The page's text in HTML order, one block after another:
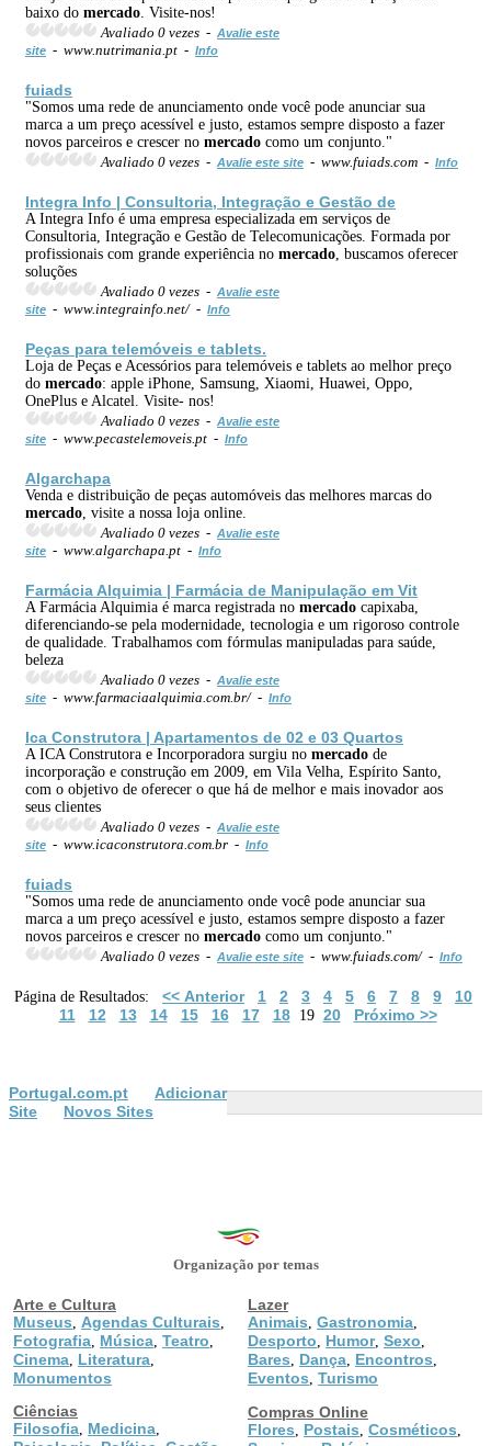
baixo do mercado . Visite-nos!
Avaliado 0 vezes - Avalie este
site - www.nutrimania.pt - Info
fuiads
"Somos uma rede de anunciamento onde você pode anunciar sua
marca a um preço acessível e justo, estamos sempre disposto a fazer
novos parceiros e crescer no mercado como um conjunto."
Avaliado 0 vezes - Avalie este site - www.fuiads.com - Info
Integra Info | Consultoria, Integração e Gestão de
A Integra Info é uma empresa especializada em serviços de
Consultoria, Integração e Gestão de Telecomunicações. Formada por
profissionais com grande experiência no mercado , buscamos oferecer
soluções
Avaliado 0 vezes - Avalie este
site - www.integrainfo.net/ - Info
Peças para telemóveis e tablets.
Loja de Peças e Acessórios para telemóveis e tablets ao melhor preço
do mercado: apple iPhone, Samsung, Xiaomi, Huawei, Oppo,
OnePlus e Alcatel. Visite- nos!
Avaliado 0 vezes - Avalie este
site - www.pecastelemoveis.pt - Info
Algarchapa
Venda e distribuição de peças automóveis das melhores marcas do
mercado , visite a nossa loja online.
Avaliado 0 vezes - Avalie este
site - www.algarchapa.pt - Info
Farmácia Alquimia | Farmácia de Manipulação em Vit
A Farmácia Alquimia é marca registrada no mercado capixaba,
diferenciando-se pela modernidade, tecnologia e um rigoroso controle
de qualidade. Trabalhamos com fórmulas manipuladas para saúde,
beleza
Avaliado 0 vezes - Avalie este
site - www.farmaciaalquimia.com.br/ - Info
Ica Construtora | Apartamentos de 02 e 03 Quartos
A ICA Construtora e Incorporadora surgiu no mercado de
incorporação e construção em 2009, em Vila Velha, Espírito Santo,
com o objetivo de oferecer o que há de melhor e mais inovador aos
seus clientes
Avaliado 0 vezes - Avalie este
site - www.icaconstrutora.com.br - Info
fuiads
"Somos uma rede de anunciamento onde você pode anunciar sua
marca a um preço acessível e justo, estamos sempre disposto a fazer
novos parceiros e crescer no mercado como um conjunto."
Avaliado 0 vezes - Avalie este site - www.fuiads.com/ - Info
Página de Resultados: << Anterior 1 2 3 4 5 6 7 8 9
10
11
12 13 14 15 16 17 1819 20 Próximo >>
Portugal.com.pt
Adicionar
Site
Novos Sites
Organização por temas
Arte e Cultura
Museus
Agendas Culturais
Fotografia Música Teatro
Cinema Literatura
Monumentos
Ciências
Filosofia Medicina
Lazer
Animais Gastronomia
Desporto Humor, Sexo
Bares Dança Encontros
Eventos Turismo
Compras Online
Flores
Postais Cosméticos